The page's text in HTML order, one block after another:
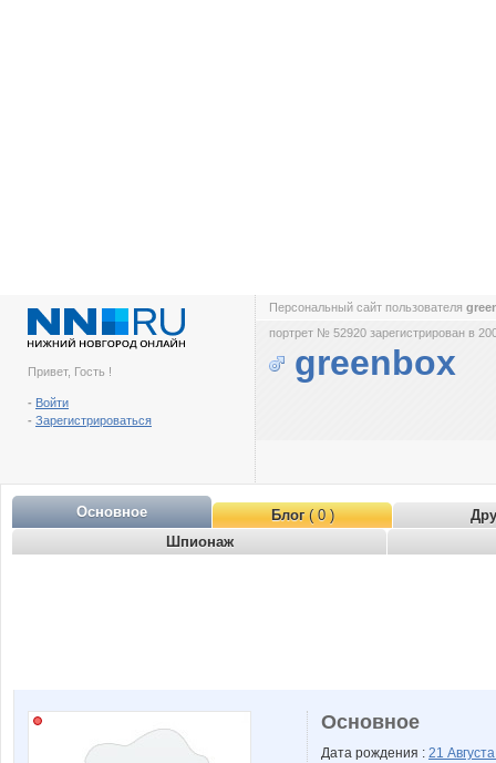
Привет, Гость !
- Войти
- Зарегистрироваться
Персональный сайт пользователя
портрет № 52920 зарегистрирован в
greenbox
Основное Блог( 0 )
Шпионаж
Основное
Дата рождения : 21